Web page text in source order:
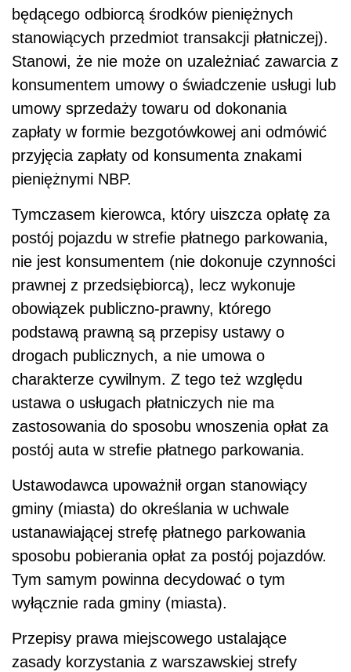
będącego odbiorcą środków pieniężnych
stanowiących przedmiot transakcji płatniczej).
Stanowi, że nie może on uzależniać zawarcia z
konsumentem umowy o świadczenie usługi lub
umowy sprzedaży towaru od dokonania
zapłaty w formie bezgotówkowej ani odmówić
przyjęcia zapłaty od konsumenta znakami
pieniężnymi NBP.
Tymczasem kierowca, który uiszcza opłatę za
postój pojazdu w strefie płatnego parkowania,
nie jest konsumentem (nie dokonuje czynności
prawnej z przedsiębiorcą), lecz wykonuje
obowiązek publiczno-prawny, którego
podstawą prawną są przepisy ustawy o
drogach publicznych, a nie umowa o
charakterze cywilnym. Z tego też względu
ustawa o usługach płatniczych nie ma
zastosowania do sposobu wnoszenia opłat za
postój auta w strefie płatnego parkowania.
Ustawodawca upoważnił organ stanowiący
gminy (miasta) do określania w uchwale
ustanawiającej strefę płatnego parkowania
sposobu pobierania opłat za postój pojazdów.
Tym samym powinna decydować o tym
wyłącznie rada gminy (miasta).
Przepisy prawa miejscowego ustalające
zasady korzystania z warszawskiej strefy